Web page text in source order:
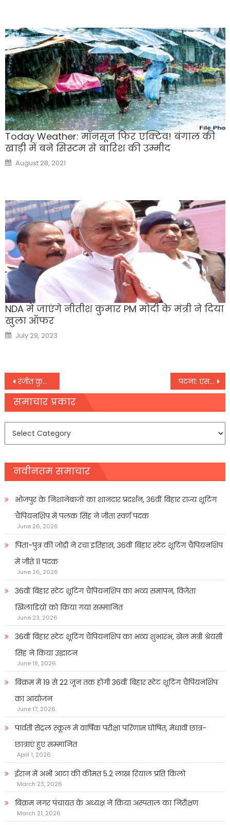
Today Weather: मॉनसून फिर एक्टिव! बंगाल की
खाड़ी में बने सिस्टम से बारिश की उम्मीद
Posted
on
August 28, 2021
NDA में जाएंगे नीतीश कुमार PM मोदी के मंत्री ने दिया
खुला ऑफर
Posted
on
July 29, 2023
Post
navigation
रंजीत कुमार दास की जगह असम भाजपा के नए अध्यक्ष होंगे भाबेश कलिता, शारदा देवी के पास मणिपुर पटना: एसटीईटी क्वाइलिफाइड सभी अभ्यर्थियों को मिलेगा शिक्षकों की बहाली में मौका
समाचार प्रकार
नवीनतम समाचार
भोजपुर के निशानेबाजों का शानदार प्रदर्शन, 36वीं बिहार राज्य शूटिंग
चैंपियनशिप में पलक सिंह ने जीता स्वर्ण पदक
June 26, 2026
पिता-पुत्र की जोड़ी ने रचा इतिहास, 36वीं बिहार स्टेट शूटिंग चैंपियनशिप
में जीते 11 पदक
June 26, 2026
36वीं बिहार स्टेट शूटिंग चैंपियनशिप का भव्य समापन, विजेता
खिलाडिय़ों को किया गया सम्मानित
June 23, 2026
36वीं बिहार स्टेट शूटिंग चैंपियनशिप का भव्य शुभारंभ, खेल मंत्री श्रेयसी
सिंह ने किया उद्घाटन
June 19, 2026
बिक्रम में 19 से 22 जून तक होगी 36वीं बिहार स्टेट शूटिंग चैंपियनशिप
का आयोजन
June 17, 2026
पार्वती सेंट्रल स्कूल में वार्षिक परीक्षा परिणाम घोषित, मेधावी छात्र-
छात्राएं हुए सम्मानित
April 1, 2026
ईरान में अभी आटा की कीमत 5.2 लाख रियाल प्रति किलो
March 23, 2026
बिक्रम नगर पंचायत के अध्यक्ष ने किया अस्पताल का निरीक्षण
March 21, 2026